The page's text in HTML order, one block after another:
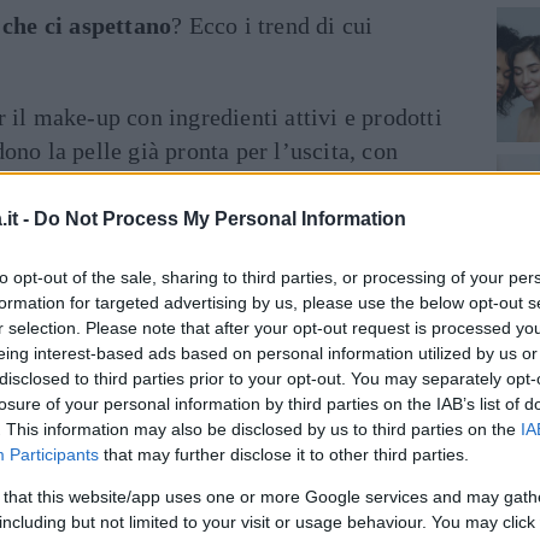
- Do Not Process My Personal Information
opt-out of the sale, sharing to third parties, or processing of your
for targeted advertising by us, please use the below opt-out
selection. Please note that after your opt-out request is processed
interest-based ads based on personal information utilized by us
to third parties prior to your opt-out. You may separately
of your personal information by third parties on the IAB’s list of
This information may also be disclosed by us to third parties on the
Participants that may further disclose it to other third parties.
that this website/app uses one or more Google services and may
but not limited to your visit or usage behaviour. You may
ci aspettano? Ecco i trend di cui
il make-up con ingredienti attivi e prodotti
la pelle già pronta per l’uscita, con
mascara. Queste soluzioni multifunzione
crescente di prodotti con “benefits
dentro e belle fuori: non bastano prodotti
attenta e costante per sentirsi bene con se
le beauty routine orientali, dallaskincare
è importante dedicarsi a unavita più
cura del corpo anche bevendo molta
facendo movimento e rinunciando a